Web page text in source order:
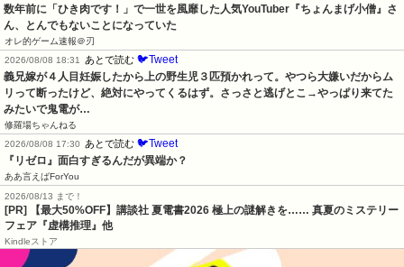
数年前に「ひき肉です！」で一世を風靡した人気YouTuber『ちょんまげ小僧』さ
ん、とんでもないことになっていた
オレ的ゲーム速報＠刃
2026/08/08 18:31
あとで読む 🐦Tweet
義兄嫁が４人目妊娠したから上の野生児３匹預かれって。やつら大嫌いだからム
リって断ったけど、絶対にやってくるはず。さっさと逃げとこ→やっぱり来てた
みたいで鬼電が…
修羅場ちゃんねる
2026/08/08 17:30
あとで読む 🐦Tweet
『リゼロ』面白すぎるんだが異端か？
ああ言えばForYou
2026/08/13 まで！
[PR] 【最大50%OFF】講談社 夏電書2026 極上の謎解きを…… 真夏のミステリー
フェア『虚構推理』他
Kindleストア